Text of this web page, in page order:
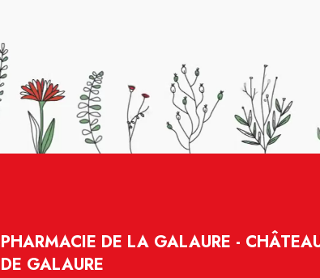
PHARMACIE DE LA GALAURE -
DE GALAURE